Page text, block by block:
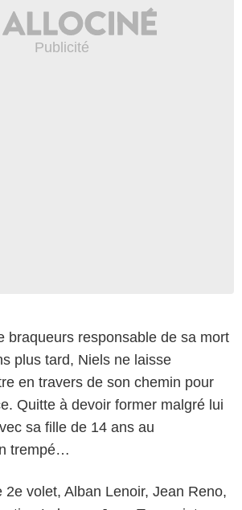
braqueurs responsable de sa mort
plus tard, Niels ne laisse
en travers de son chemin pour
Quitte à devoir former malgré lui
sa fille de 14 ans au
trempé…
2e volet, Alban Lenoir, Jean Reno,